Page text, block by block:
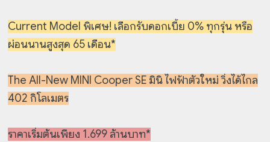
Current Model พิเศษ! เลือกรับดอกเบี้ย 0% ทุกรุ่น หรือ
ผ่อนนานสูงสุด 65 เดือน*
The All-New MINI Cooper SE มินิ ไฟฟ้าตัวใหม่ วิ่งได้ไกล
402 กิโลเมตร
ราคาเริ่มต้นเพียง 1.699 ล้านบาท*